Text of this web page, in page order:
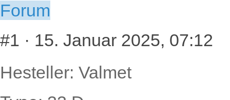
Forum
#1 · 15. Januar 2025, 07:12
Hesteller: Valmet